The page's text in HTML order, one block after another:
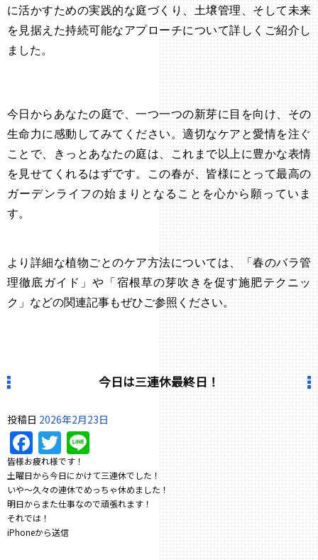
に活かすための実践的な庭づくり、土壌管理、そして未来
を見据えた持続可能なアプローチについて詳しくご紹介し
ました。
今日からあなたの庭で、一つ一つの新芽に目を向け、その
生命力に感動してみてください。適切なケアと愛情を注ぐ
ことで、きっとあなたの庭は、これまで以上に豊かな表情
を見せてくれるはずです。この春が、皆様にとって最高の
ガーデンライフの始まりとなることを心から願っていま
す。
より詳細な植物ごとのケア方法については、
「春のバラ管
理徹底ガイド」や 「宿根草の芽吹きを促す施肥テクニッ
ク」 などの関連記事もぜひご参照ください。
今日は三連休最終日！
投稿日 2026年2月23日
Facebook
Twitter
皆様お疲れ様です！
土曜日から今日にかけて三連休でした！
いや〜久々の連休でめっちゃ休めました！
明日からまた仕事なので頑張れます！
それでは！
iPhoneから送信